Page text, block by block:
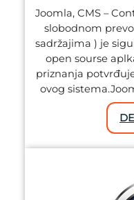
Joomla, CMS –
slobodnom
sadržajima ) je
open sourse
priznanja
ovog